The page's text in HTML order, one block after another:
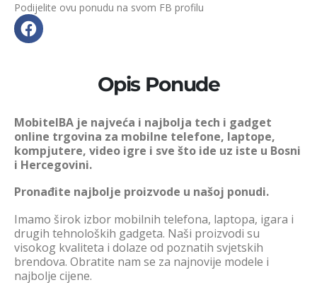
Podijelite ovu ponudu na svom FB profilu
Opis Ponude
MobitelBA je najveća i najbolja tech i gadget
online trgovina za mobilne telefone, laptope,
kompjutere, video igre i sve što ide uz iste u Bosni
i Hercegovini.
Pronađite najbolje proizvode u našoj ponudi.
Imamo širok izbor mobilnih telefona, laptopa, igara i
drugih tehnoloških gadgeta. Naši proizvodi su
visokog kvaliteta i dolaze od poznatih svjetskih
brendova. Obratite nam se za najnovije modele i
najbolje cijene.